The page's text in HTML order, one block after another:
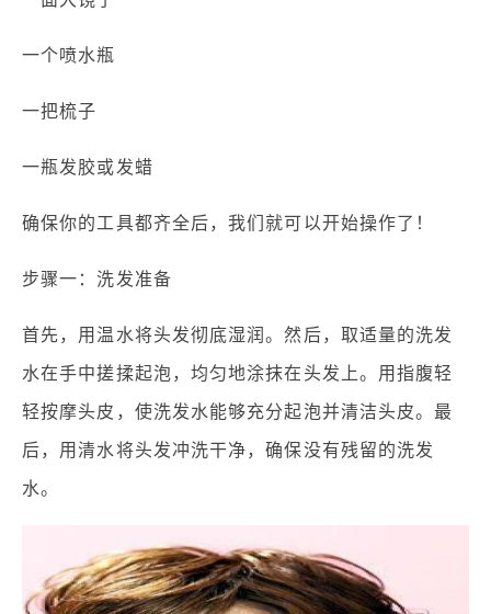
一个喷水瓶
一把梳子
一瓶发胶或发蜡
确保你的工具都齐全后，我们就可以开始操作了！
步骤一：洗发准备
首先，用温水将头发彻底湿润。然后，取适量的洗发
水在手中搓揉起泡，均匀地涂抹在头发上。用指腹轻
轻按摩头皮，使洗发水能够充分起泡并清洁头皮。最
后，用清水将头发冲洗干净，确保没有残留的洗发
水。